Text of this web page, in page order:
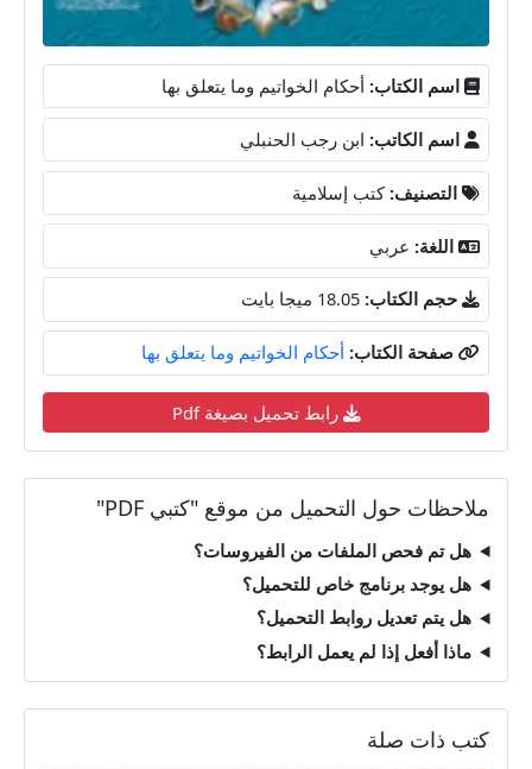
اسم الكتاب: أحكام الخواتيم وما يتعلق بها
اسم الكاتب: ابن رجب الحنبلي
التصنيف: كتب إسلامية
اللغة: عربي
حجم الكتاب: 18.05 ميجا بايت
صفحة الكتاب: أحكام الخواتيم وما يتعلق بها
رابط تحميل بصيغة Pdf
ملاحظات حول التحميل من موقع "كتبي PDF"
هل تم فحص الملفات من الفيروسات؟
هل يوجد برنامج خاص للتحميل؟
هل يتم تعديل روابط التحميل؟
ماذا أفعل إذا لم يعمل الرابط؟
كتب ذات صلة